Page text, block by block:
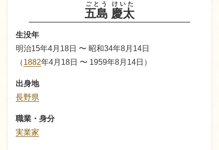
五島
ごとう
慶太
けいた
生没年
明治15年4月18日 〜 昭和34年8月14日
（1882年4月18日 〜 1959年8月14日）
出身地
長野県
職業・身分
実業家